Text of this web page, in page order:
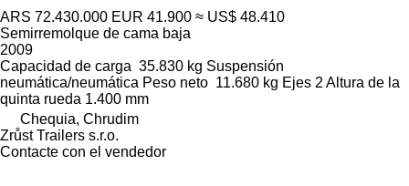
ARS 72.430.000 EUR 41.900 ≈ US$ 48.410
Semirremolque de cama baja
2009
Capacidad de carga 35.830 kg Suspensión
neumática/neumática Peso neto 11.680 kg Ejes 2 Altura de la
quinta rueda 1.400 mm
Chequia, Chrudim
Zrůst Trailers s.r.o.
Contacte con el vendedor